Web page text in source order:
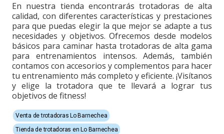
En nuestra tienda encontrarás trotadoras de alta
calidad, con diferentes características y prestaciones
para que puedas elegir la que mejor se adapte a tus
necesidades y objetivos. Ofrecemos desde modelos
básicos para caminar hasta trotadoras de alta gama
para entrenamientos intensos. Además, también
contamos con accesorios y complementos para hacer
tu entrenamiento más completo y eficiente. ¡Visítanos
y elige la trotadora que te llevará a lograr tus
objetivos de fitness!
Venta de trotadoras Lo Barnechea
Tienda de trotadoras en Lo Barnechea